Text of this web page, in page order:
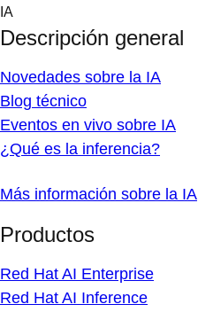
Skip
content
IA
Descripción general
Novedades sobre la IA
Blog técnico
Eventos en vivo sobre IA
¿Qué es la inferencia?
Más información sobre la IA
Productos
Red Hat AI Enterprise
Red Hat AI Inference